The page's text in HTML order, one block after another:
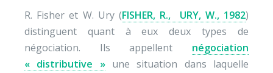
R. Fisher et W. Ury (FISHER, R., URY, W., 1982)
distinguent quant à eux deux types de
négociation. Ils appellent négociation
« distributive »une situation dans laquelle